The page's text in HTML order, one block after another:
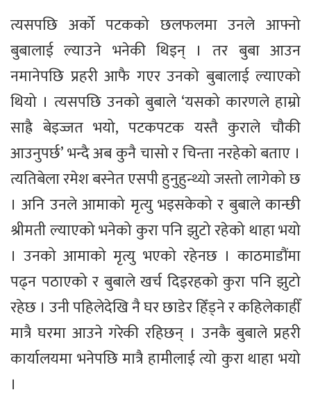
त्यसपछि अर्को पटकको छलफलमा उनले आफ्नो
बुबालाई ल्याउने भनेकी थिइन् । तर बुबा आउन
नमानेपछि प्रहरी आफै गएर उनको बुबालाई ल्याएको
थियो । त्यसपछि उनको बुबाले ‘यसको कारणले हाम्रो
साह्रै बेइज्जत भयो, पटकपटक यस्तै कुराले चौकी
आउनुपर्छ’ भन्दै अब कुनै चासो र चिन्ता नरहेको बताए ।
त्यतिबेला रमेश बस्नेत एसपी हुनुहुन्थ्यो जस्तो लागेको छ
। अनि उनले आमाको मृत्यु भइसकेको र बुबाले कान्छी
श्रीमती ल्याएको भनेको कुरा पनि झुटो रहेको थाहा भयो
। उनको आमाको मृत्यु भएको रहेनछ । काठमाडौंमा
पढ्न पठाएको र बुबाले खर्च दिइरहको कुरा पनि झुटो
रहेछ । उनी पहिलेदेखि नै घर छाडेर हिँड्ने र कहिलेकाहीँ
मात्रै घरमा आउने गरेकी रहिछन् । उनकै बुबाले प्रहरी
कार्यालयमा भनेपछि मात्रै हामीलाई त्यो कुरा थाहा भयो
।